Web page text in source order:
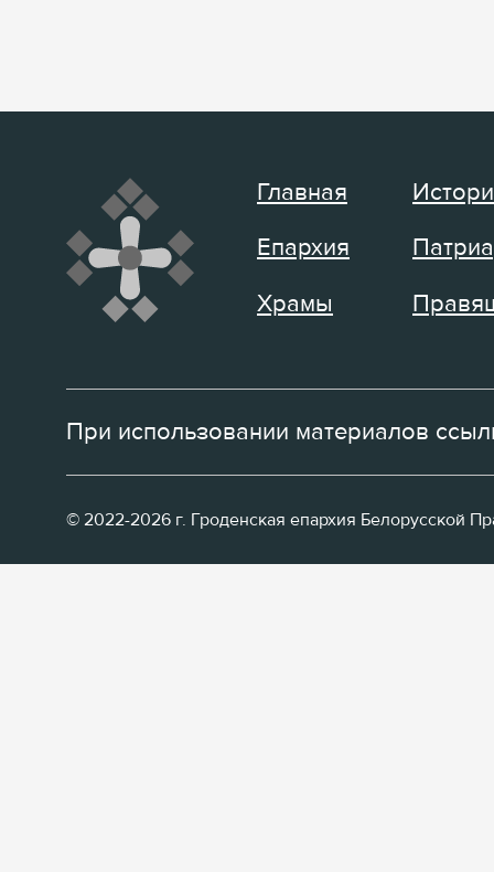
Главная
Епархия
Храмы
При использовании материалов
© 2022-2026 г. Гроденская епархия Белорусской